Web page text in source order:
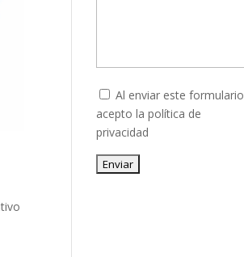
Al enviar este formulario
acepto lapolítica de
privacidad
Enviar